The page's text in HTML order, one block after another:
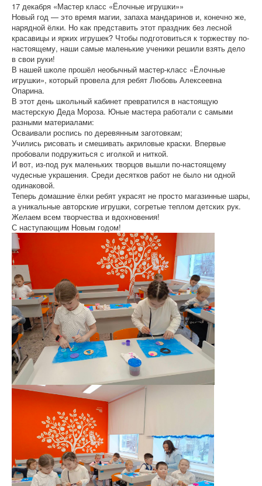
17 декабря «Мастер класс «Ёлочные игрушки»»
Новый год — это время магии, запаха мандаринов и, конечно же,
нарядной ёлки. Но как представить этот праздник без лесной
красавицы и ярких игрушек? Чтобы подготовиться к торжеству по-
настоящему, наши самые маленькие ученики решили взять дело
в свои руки!
В нашей школе прошёл необычный мастер-класс «Ёлочные
игрушки», который провела для ребят Любовь Алексеевна
Опарина.
В этот день школьный кабинет превратился в настоящую
мастерскую Деда Мороза. Юные мастера работали с самыми
разными материалами:
Осваивали роспись по деревянным заготовкам;
Учились рисовать и смешивать акриловые краски. Впервые
пробовали подружиться с иголкой и ниткой.
И вот, из-под рук маленьких творцов вышли по-настоящему
чудесные украшения. Среди десятков работ не было ни одной
одинаковой.
Теперь домашние ёлки ребят украсят не просто магазинные шары,
а уникальные авторские игрушки, согретые теплом детских рук.
Желаем всем творчества и вдохновения!
С наступающим Новым годом!